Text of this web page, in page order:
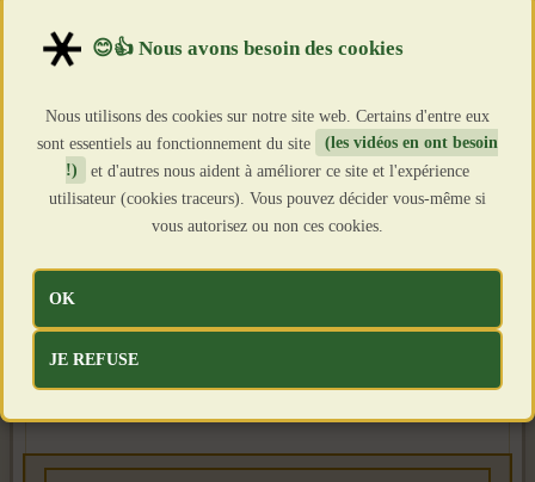
Nous utilisons des cookies sur notre site web. Certains d'entre eux
sont essentiels au fonctionnement du site
(les vidéos en ont besoin
!)
et d'autres nous aident à améliorer ce site et l'expérience
utilisateur (cookies traceurs). Vous pouvez décider vous-même si
vous autorisez ou non ces cookies.
OK
JE REFUSE